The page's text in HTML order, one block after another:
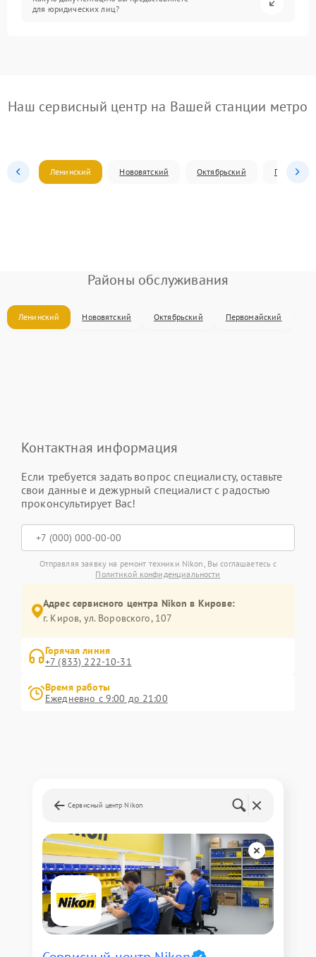
для юридических лиц?
Наш сервисный центр на Вашей станции метро
Ленинский Нововятский Октябрьский
Районы обслуживания
Ленинский Нововятский Октябрьский Первомайский
Контактная информация
Если требуется задать вопрос специалисту, оставьте
свои данные и дежурный специалист с радостью
проконсультирует Вас!
Отправляя заявку на ремонт техники Nikon, Вы соглашаетесь с
Политикой конфиденциальности
Адрес сервисного центра Nikon в Кирове:
г. Киров, ул. Воровского, 107
Горячая линия
+7 (833) 222-10-31
Время работы
Ежедневно с 9:00 до 21:00
Сервисный центр Nikon